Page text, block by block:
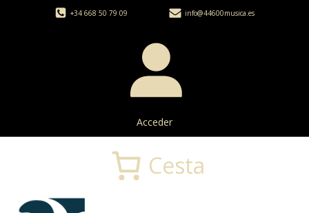
+34 668 50 79 09 info@44600musica.es
Acceder
Cesta